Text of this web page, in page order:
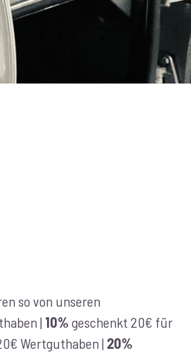
so von unseren
| 10% geschenkt 20€ für
Wertguthaben | 20%